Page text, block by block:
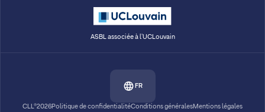
ASBL associée à l'UCLouvain
FR
CLL®2026Politique de confidentialitéConditions générales Mentions légales